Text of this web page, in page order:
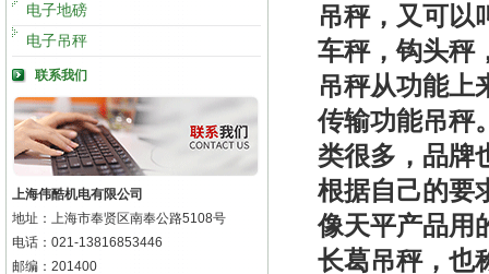
电子地磅
电子吊秤
联系我们
上海伟酷机电有限公司
地址：上海市奉贤区南奉公路5108号
电话：021-13816853446
邮编：201400
吊秤，又可以
车秤，钩头秤
吊秤从功能上
传输功能吊秤
类很多，品牌
根据自己的要
像天平产品用
长葛吊秤，也